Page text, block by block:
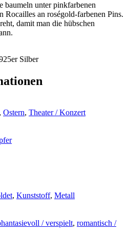
baumeln unter pinkfarbenen
Rocailles an roségold-farbenen Pins.
damit man die hübschen
Silber
Ostern, Theater / Konzert
, Kunststoff, Metall
/ verspielt, romantisch /